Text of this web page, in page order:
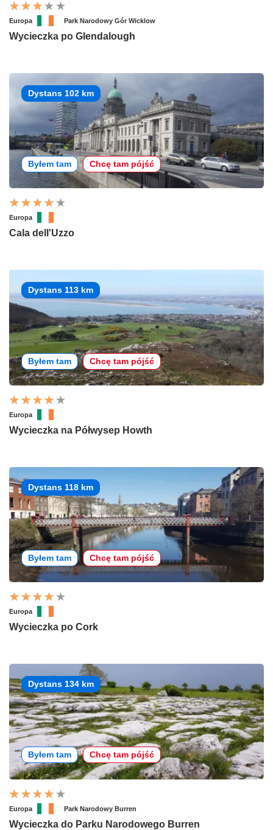
Europa Park Narodowy Gór Wicklow
Wycieczka po Glendalough
Dystans 102 km
Byłem tam Chcę tam pójść
Europa
Cala dell'Uzzo
Dystans 113 km
Byłem tam Chcę tam pójść
Europa
Wycieczka na Półwysep Howth
Dystans 118 km
Byłem tam Chcę tam pójść
Europa
Wycieczka po Cork
Dystans 134 km
Byłem tam Chcę tam pójść
Europa Park Narodowy Burren
Wycieczka do Parku Narodowego Burren